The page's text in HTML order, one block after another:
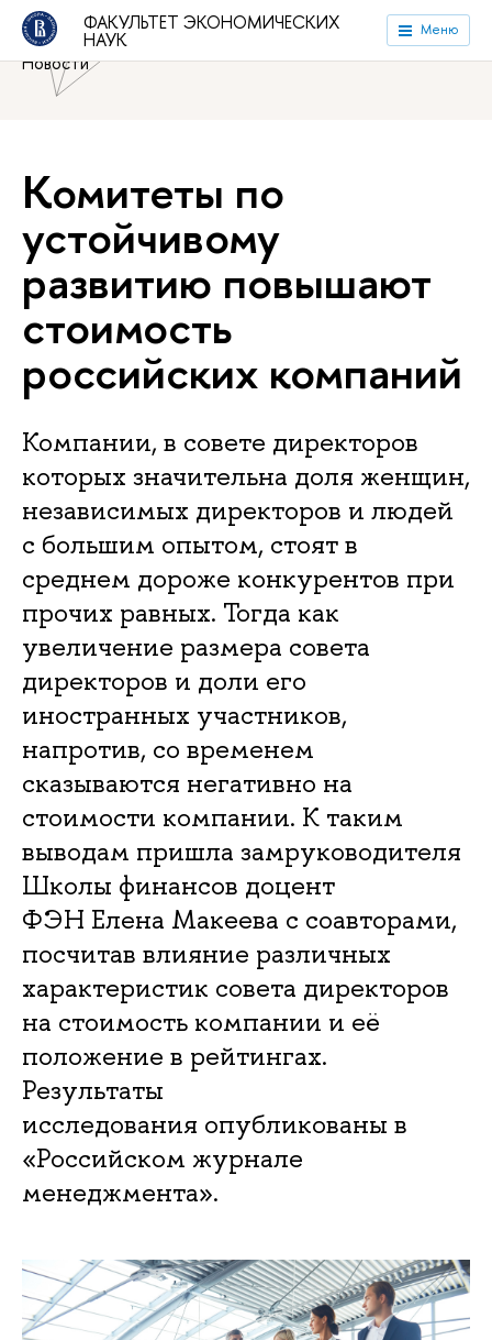
ФАКУЛЬТЕТ ЭКОНОМИЧЕСКИХ
НАУК Меню
Национальный исследовательский университет «Высшая
школа экономики»
Факультет экономических наук
Новости
Комитеты по
устойчивому
развитию повышают
стоимость
российских компаний
Компании, в совете директоров
которых значительна доля женщин,
независимых директоров и людей
с большим опытом, стоят в
среднем дороже конкурентов при
прочих равных. Тогда как
увеличение размера совета
директоров и доли его
иностранных участников,
напротив, со временем
сказываются негативно на
стоимости компании. К таким
выводам пришла замруководителя
Школы финансов доцент
ФЭН Елена Макеева с соавторами,
посчитав влияние различных
характеристик совета директоров
на стоимость компании и её
положение в рейтингах.
Результаты
исследования опубликованы в
«Российском журнале
менеджмента».